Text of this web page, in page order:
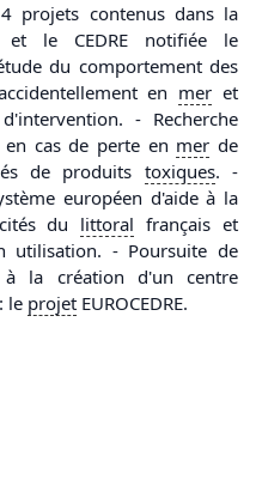
projets contenus dans la
et le CEDRE notifiée le
du comportement des
en mer et
- Recherche
cas de perte en mer de
de produits toxiques. -
européen d'aide à la
du littoral français et
utilisation. - Poursuite de
la création d'un centre
le projet EUROCEDRE.